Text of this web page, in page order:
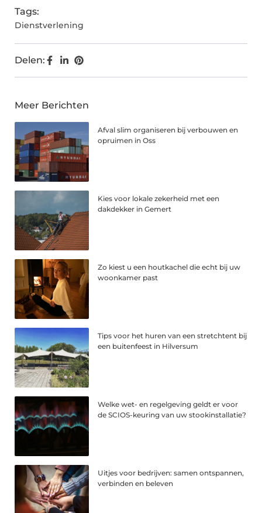
Tags:
Dienstverlening
Delen:
Meer Berichten
Afval slim organiseren bij verbouwen en
opruimen in Oss
Kies voor lokale zekerheid met een
dakdekker in Gemert
Zo kiest u een houtkachel die echt bij uw
woonkamer past
Tips voor het huren van een stretchtent bij
een buitenfeest in Hilversum
Welke wet- en regelgeving geldt er voor
de SCIOS-keuring van uw stookinstallatie?
Uitjes voor bedrijven: samen ontspannen,
verbinden en beleven